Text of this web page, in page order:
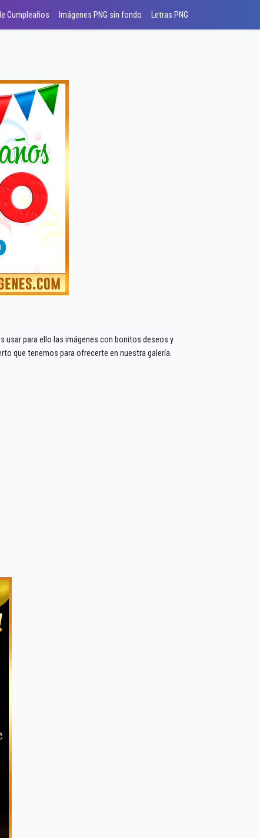
Cumpleaños Imágenes PNG sin fondo Letras PNG
usar para ello las imágenes con bonitos deseos y
que tenemos para ofrecerte en nuestra galería.